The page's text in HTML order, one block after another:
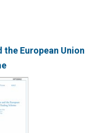
European Union